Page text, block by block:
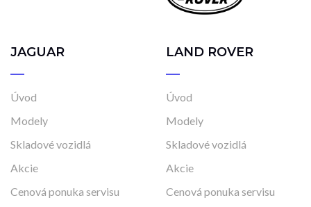
JAGUAR
Úvod
Modely
Skladové vozidlá
Akcie
Cenová ponuka servisu
LAND ROVER
Úvod
Modely
Skladové vozidlá
Akcie
Cenová ponuka servisu